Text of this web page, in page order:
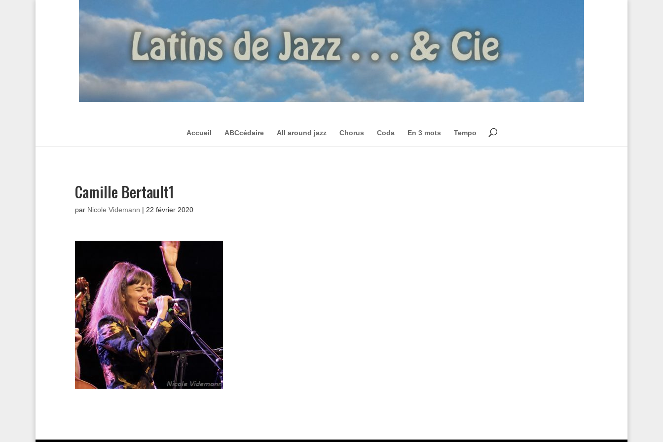
Accueil ABCcédaire All around jazz Chorus Coda En 3 mots Tempo
Camille Bertault1
par Nicole Videmann | 22 février 2020